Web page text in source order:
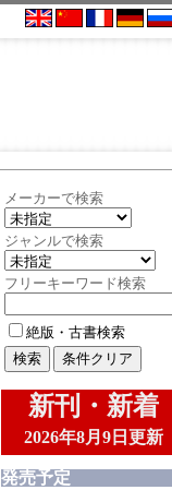
メーカーで検索
ジャンルで検索
フリーキーワード検索
絶版・古書検索
新刊・新着
2026年8月9日更新
発売予定